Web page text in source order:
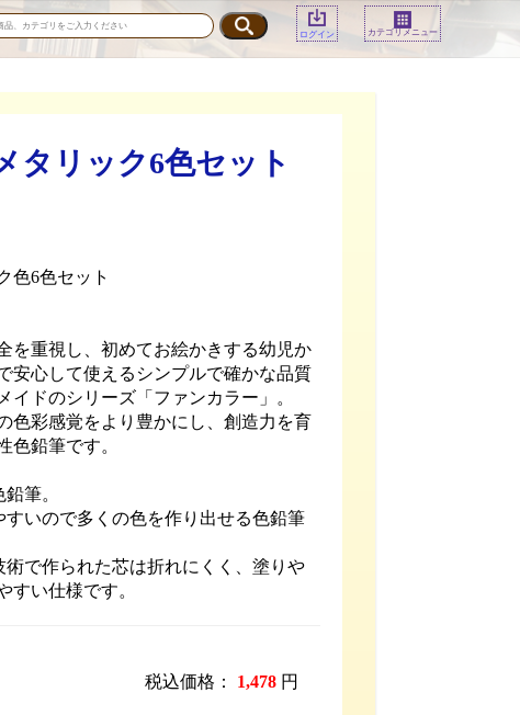
ログイン カテゴリメニュー
タリック6色セット
色6色セット
を重視し、初めてお絵かきする幼児か
安心して使えるシンプルで確かな品質
イドのシリーズ「ファンカラー」。
色彩感覚をより豊かにし、創造力を育
色鉛筆です。
筆。
すいので多くの色を作り出せる色鉛筆
術で作られた芯は折れにくく、塗りや
すい仕様です。
税込価格： 1,478 円